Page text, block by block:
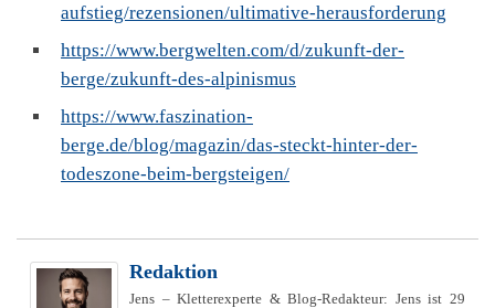
aufstieg/rezensionen/ultimative-herausforderung
https://www.bergwelten.com/d/zukunft-der-
berge/zukunft-des-alpinismus
https://www.faszination-
berge.de/blog/magazin/das-steckt-hinter-der-
todeszone-beim-bergsteigen/
Redaktion
Jens – Kletterexperte & Blog-Redakteur: Jens ist 29